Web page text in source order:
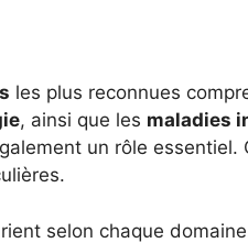
les plus reconnues
, ainsi que les maladies
un rôle
selon chaque